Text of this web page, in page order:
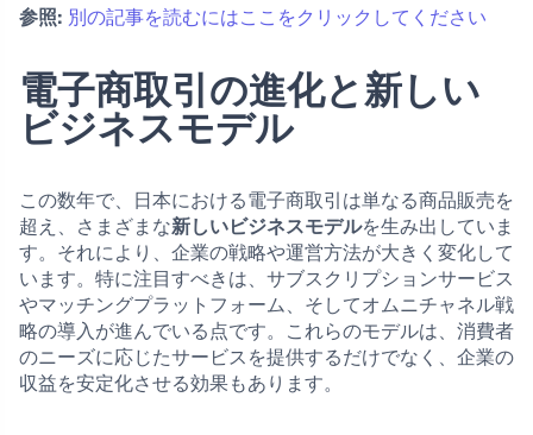
参照: 別の記事を読むにはここをクリックしてください
電子商取引の進化と新しい
ビジネスモデル
この数年で、日本における電子商取引は単なる商品販売を
超え、さまざまな新しいビジネスモデルを生み出していま
す。それにより、企業の戦略や運営方法が大きく変化して
います。特に注目すべきは、サブスクリプションサービス
やマッチングプラットフォーム、そしてオムニチャネル戦
略の導入が進んでいる点です。これらのモデルは、消費者
のニーズに応じたサービスを提供するだけでなく、企業の
収益を安定化させる効果もあります。